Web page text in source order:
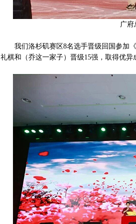
广府
我们洛杉矶赛区8名选手晋级回国参加《
礼棋和（乔这一家子）晋级15强，取得优